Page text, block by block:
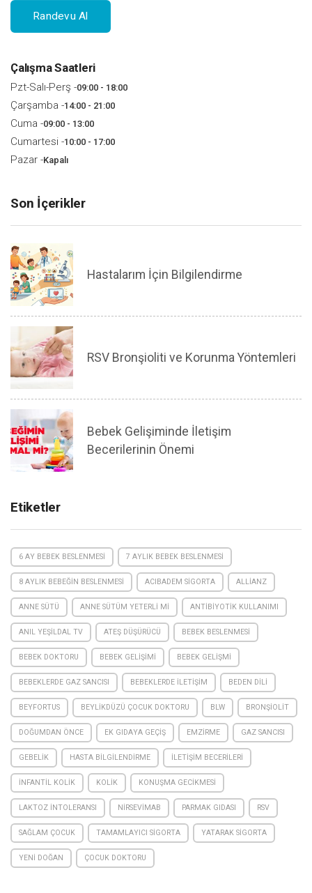
Randevu Al
Çalışma Saatleri
Pzt-Salı-Perş -09:00 - 18:00
Çarşamba -14:00 - 21:00
Cuma -09:00 - 13:00
Cumartesi -10:00 - 17:00
Pazar -Kapalı
Son İçerikler
Hastalarım İçin Bilgilendirme
RSV Bronşioliti ve Korunma Yöntemleri
Bebek Gelişiminde İletişim
Becerilerinin Önemi
Etiketler
6 AY BEBEK BESLENMESI 7 AYLIK BEBEK BESLENMESI
8 AYLIK BEBEĞIN BESLENMESI ACIBADEM SIGORTA ALLIANZ
ANNE SÜTÜ ANNE SÜTÜM YETERLI MI ANTIBIYOTIK KULLANIMI
ANIL YEŞILDAL TV ATEŞ DÜŞÜRÜCÜ BEBEK BESLENMESI
BEBEK DOKTORU BEBEK GELIŞIMI BEBEK GELIŞMI
BEBEKLERDE GAZ SANCISI BEBEKLERDE ILETIŞIM BEDEN DILI
BEYFORTUS BEYLIKDÜZÜ ÇOCUK DOKTORU BLW BRONŞIOLIT
DOĞUMDAN ÖNCE EK GIDAYA GEÇIŞ EMZIRME GAZ SANCISI
GEBELIK HASTA BILGILENDIRME ILETIŞIM BECERILERI
INFANTIL KOLIK KOLIK KONUŞMA GECIKMESI
LAKTOZ INTOLERANSI NIRSEVIMAB PARMAK GIDASI RSV
SAĞLAM ÇOCUK TAMAMLAYICI SIGORTA YATARAK SIGORTA
YENI DOĞAN ÇOCUK DOKTORU